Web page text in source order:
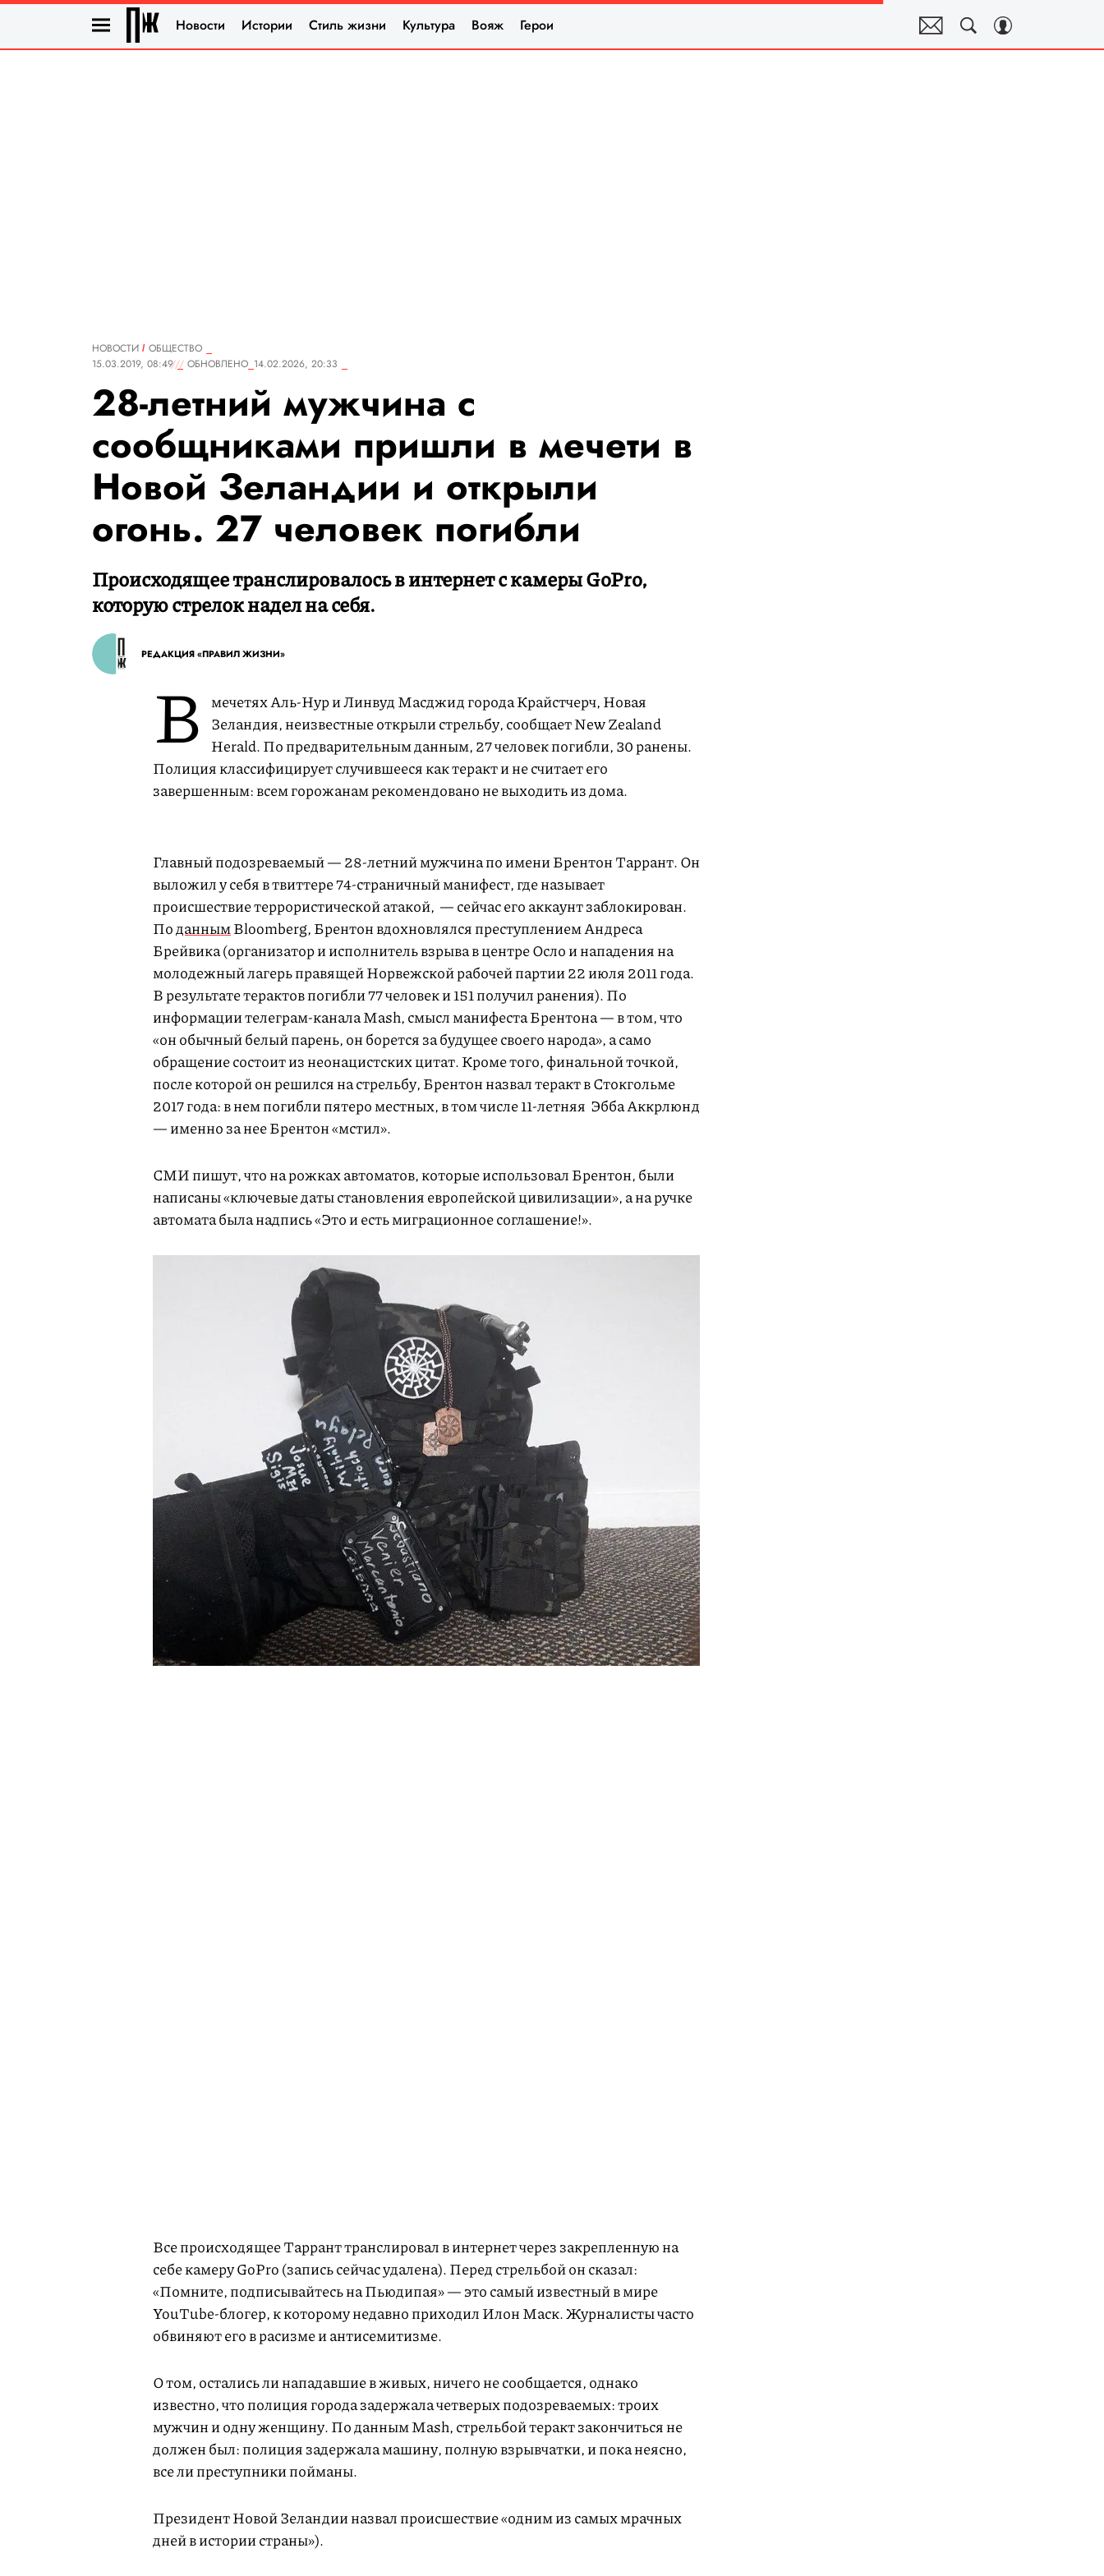
Новости Истории Стиль жизни Культура Вояж Герои
НОВОСТИ
ОБЩЕСТВО
15.03.2019, 08:49
ОБНОВЛЕНО 14.02.2026, 20:33
28-летний мужчина с
сообщниками пришли в мечети в
Новой Зеландии и открыли
огонь. 27 человек погибли
Происходящее транслировалось в интернет с камеры GoPro,
которую стрелок надел на себя.
РЕДАКЦИЯ «ПРАВИЛ ЖИЗНИ»
В мечетях Аль-Нур и Линвуд Масджид города Крайстчерч, Новая
Зеландия, неизвестные открыли стрельбу, сообщает New Zealand
Herald. По предварительным данным, 27 человек погибли, 30 ранены.
Полиция классифицирует случившееся как теракт и не считает его
завершенным: всем горожанам рекомендовано не выходить из дома.
Главный подозреваемый — 28-летний мужчина по имени Брентон Таррант. Он
выложил у себя в твиттере 74-страничный манифест, где называет
происшествие террористической атакой, — сейчас его аккаунт заблокирован.
ПоданнымBloomberg, Брентон вдохновлялся преступлением Андреса
Брейвика (организатор и исполнитель взрыва в центре Осло и нападения на
молодежный лагерь правящей Норвежской рабочей партии 22 июля 2011 года.
В результате терактов погибли 77 человек и 151 получил ранения). По
информации телеграм-канала Mash, смысл манифеста Брентона — в том, что
«он обычный белый парень, он борется за будущее своего народа», а само
обращение состоит из неонацистских цитат. Кроме того, финальной точкой,
после которой он решился на стрельбу, Брентон назвал теракт в Стокгольме
2017 года: в нем погибли пятеро местных, в том числе 11-летняя Эбба Аккрлюнд
— именно за нее Брентон «мстил».
СМИ пишут, что на рожках автоматов, которые использовал Брентон, были
написаны «ключевые даты становления европейской цивилизации», а на ручке
автомата была надпись «Это и есть миграционное соглашение!».
Все происходящее Таррант транслировал в интернет через закрепленную на
себе камеру GoPro (запись сейчас удалена). Перед стрельбой он сказал:
«Помните, подписывайтесь на Пьюдипая» — это самый известный в мире
YouTube-блогер, к которому недавно приходил Илон Маск. Журналисты часто
обвиняют его в расизме и антисемитизме.
О том, остались ли нападавшие в живых, ничего не сообщается, однако
известно, что полиция города задержала четверых подозреваемых: троих
мужчин и одну женщину. По данным Mash, стрельбой теракт закончиться не
должен был: полиция задержала машину, полную взрывчатки, и пока неясно,
все ли преступники пойманы.
Президент Новой Зеландии назвал происшествие «одним из самых мрачных
дней в истории страны»).